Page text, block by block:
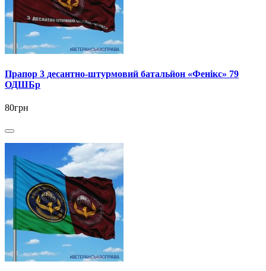
Прапор 3 десантно-штурмовий батальйон «Фенікс» 79
ОДШБр
80грн